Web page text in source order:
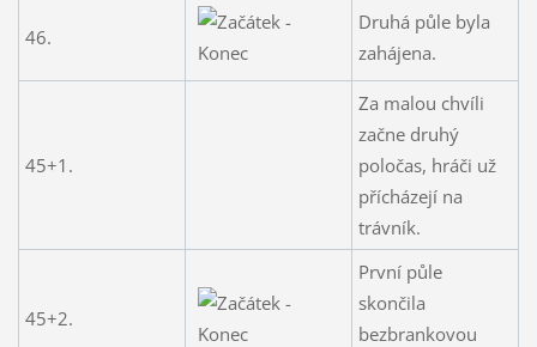
46.
Druhá půle byla
zahájena.
45+1.
Za malou chvíli
začne druhý
poločas, hráči už
přícházejí na
trávník.
45+2.
První půle
skončila
bezbrankovou